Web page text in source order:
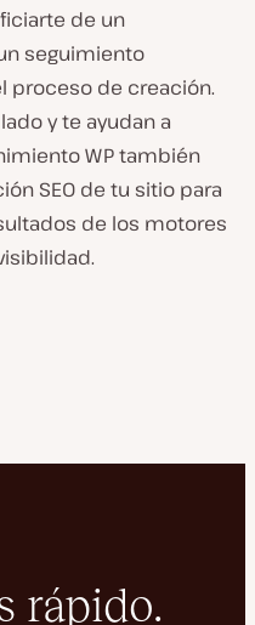
de un
seguimiento
proceso de creación.
y te ayudan a
WP también
SEO de tu sitio para
de los motores
rápido.